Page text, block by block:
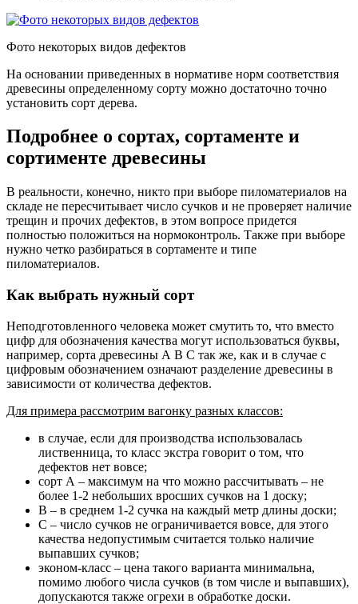
Фото некоторых видов дефектов
На основании приведенных в нормативе норм соответствия
древесины определенному сорту можно достаточно точно
установить сорт дерева.
Подробнее о сортах, сортаменте и
сортименте древесины
В реальности, конечно, никто при выборе пиломатериалов на
складе не пересчитывает число сучков и не проверяет наличие
трещин и прочих дефектов, в этом вопросе придется
полностью положиться на нормоконтроль. Также при выборе
нужно четко разбираться в сортаменте и типе
пиломатериалов.
Как выбрать нужный сорт
Неподготовленного человека может смутить то, что вместо
цифр для обозначения качества могут использоваться буквы,
например, сорта древесины А В С так же, как и в случае с
цифровым обозначением означают разделение древесины в
зависимости от количества дефектов.
Для примера рассмотрим вагонку разных классов:
в случае, если для производства использовалась
лиственница, то класс экстра говорит о том, что
дефектов нет вовсе;
сорт А – максимум на что можно рассчитывать – не
более 1-2 небольших вросших сучков на 1 доску;
В – в среднем 1-2 сучка на каждый метр длины доски;
С – число сучков не ограничивается вовсе, для этого
качества недопустимым считается только наличие
выпавших сучков;
эконом-класс – цена такого варианта минимальна,
помимо любого числа сучков (в том числе и выпавших),
допускаются также огрехи в обработке доски.